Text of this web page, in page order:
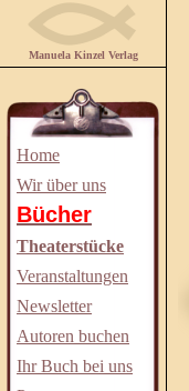
Manuela Kinzel Verlag
Home
Wir über uns
Bücher
Theaterstücke
Veranstaltungen
Newsletter
Autoren buchen
Ihr Buch bei uns